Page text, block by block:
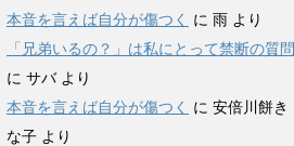
本音を言えば自分が傷つく
に 雨 より
「兄弟いるの？」は私にとって禁断の質問
に サバより
本音を言えば自分が傷つく
に 安倍川餅き
な子 より